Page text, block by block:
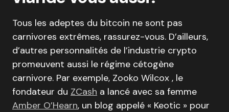
Tous les adeptes du bitcoin ne sont pas
carnivores extrêmes, rassurez-vous. D’ailleurs,
d’autres personnalités de l’industrie crypto
promeuvent aussi le régime cétogène
carnivore. Par exemple, Zooko Wilcox , le
fondateur du ZCash a lancé avec sa femme
Amber O’Hearn, un blog appelé « Keotic » pour